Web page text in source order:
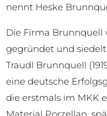
nennt Heske
Die Firma Brunnquell
gegründet und
Traudl Brunnquell
eine deutsche
die erstmals im MKK